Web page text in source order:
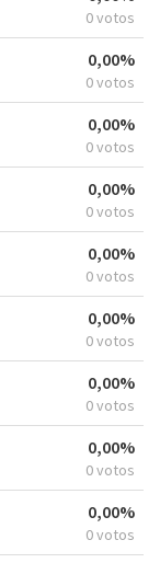
0 votos
0,00%
0 votos
0,00%
0 votos
0,00%
0 votos
0,00%
0 votos
0,00%
0 votos
0,00%
0 votos
0,00%
0 votos
0,00%
0 votos